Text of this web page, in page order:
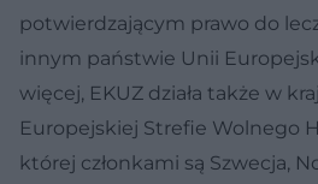
potwierdzającym prawo do
innym państwie Unii
więcej, EKUZ działa także w
Europejskiej Strefie Wolnego
której członkami są Szwecja,